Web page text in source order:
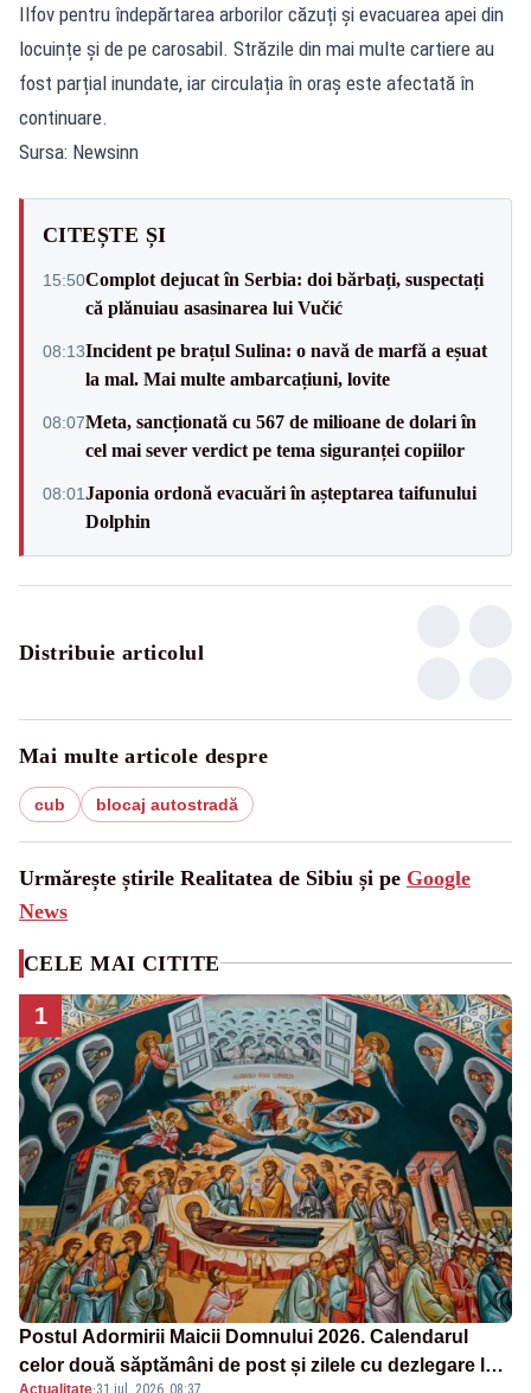
Ilfov pentru îndepărtarea arborilor căzuți și evacuarea apei din
locuințe și de pe carosabil. Străzile din mai multe cartiere au
fost parțial inundate, iar circulația în oraș este afectată în
continuare.
Sursa: Newsinn
CITEȘTE ȘI
15:50Complot dejucat în Serbia: doi bărbați, suspectați
că plănuiau asasinarea lui Vučić
08:13Incident pe brațul Sulina: o navă de marfă a eșuat
la mal. Mai multe ambarcațiuni, lovite
08:07Meta, sancționată cu 567 de milioane de dolari în
cel mai sever verdict pe tema siguranței copiilor
08:01Japonia ordonă evacuări în așteptarea taifunului
Dolphin
Distribuie articolul
Mai multe articole despre
cub blocaj autostradă
Urmărește știrile Realitatea de Sibiu și pe Google
News
CELE MAI CITITE
1
Postul Adormirii Maicii Domnului 2026. Calendarul
celor două săptămâni de post și zilele cu dezlegare la
Actualitate·31 iul. 2026, 08:37